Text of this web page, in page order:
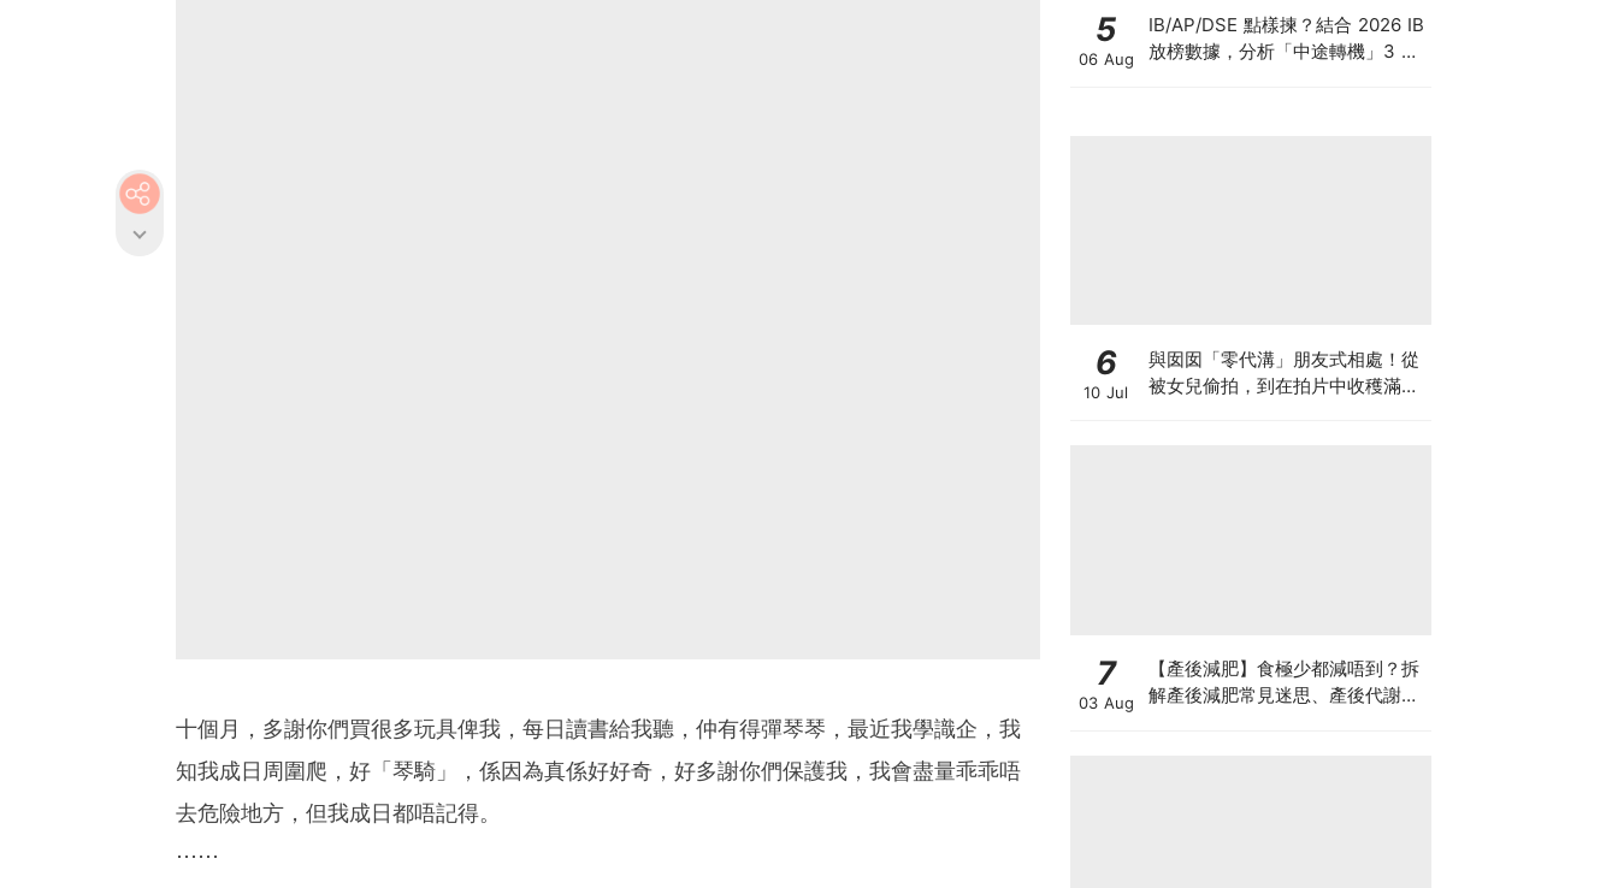
十個月，多謝你們買很多玩具俾我，每日讀書給我聽，仲有得彈琴琴，最近我學識企，我
知我成日周圍爬，好「琴騎」，係因為真係好好奇，好多謝你們保護我，我會盡量乖乖唔
去危險地方，但我成日都唔記得。
⋯⋯
5
06 Aug
IB/AP/DSE 點樣揀？結合 2026 IB
放榜數據，分析「中途轉機」3 大
6
10 Jul
與囡囡「零代溝」朋友式相處！從
被女兒偷拍，到在拍片中收穫滿足
7
03 Aug
【產後減肥】食極少都減唔到？拆
解產後減肥常見迷思、產後代謝、